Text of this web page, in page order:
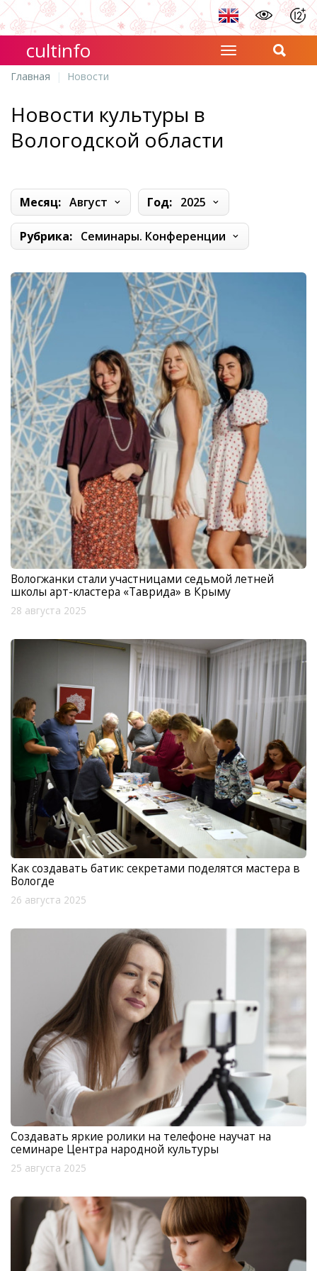
cultinfo
Главная Новости
Новости культуры в
Вологодской области
Месяц: Август Год: 2025
Рубрика: Семинары. Конференции
Вологжанки стали участницами седьмой летней
школы арт-кластера «Таврида» в Крыму
28 августа 2025
Как создавать батик: секретами поделятся мастера в
Вологде
26 августа 2025
Создавать яркие ролики на телефоне научат на
семинаре Центра народной культуры
25 августа 2025